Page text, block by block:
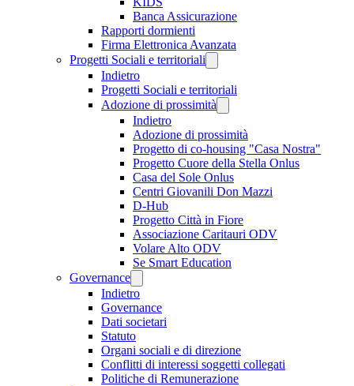
Banca Assicurazione
Rapporti dormienti
Firma Elettronica Avanzata
Progetti Sociali e territoriali
Indietro
Progetti Sociali e territoriali
Adozione di prossimità
Indietro
Adozione di prossimità
Progetto di co-housing "Casa Nostra"
Progetto Cuore della Stella Onlus
Casa del Sole Onlus
Centri Giovanili Don Mazzi
D-Hub
Progetto Città in Fiore
Associazione Caritauri ODV
Volare Alto ODV
Se Smart Education
Governance
Indietro
Governance
Dati societari
Statuto
Organi sociali e di direzione
Conflitti di interessi soggetti collegati
Politiche di Remunerazione